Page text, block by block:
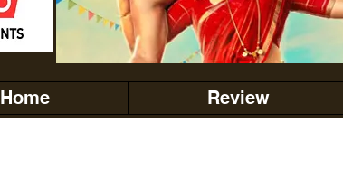
Home Review